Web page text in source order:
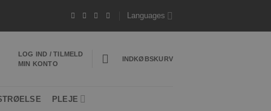
levering 1-3 hverdage*Vi sender ofte din
Languages
LOG IND / TILMELD
MIN KONTO
INDKØBSKURV
PLEJE